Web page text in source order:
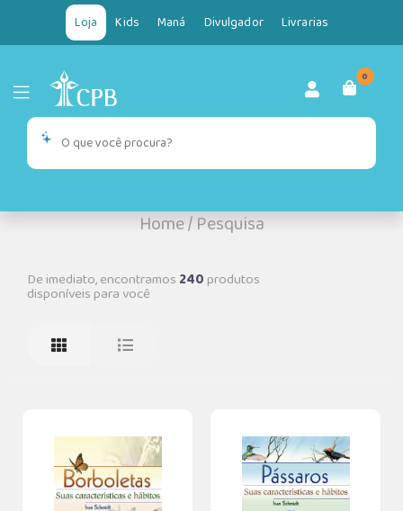
Loja Kids Maná Divulgador Livrarias
0
Home/Pesquisa
De imediato, encontramos 240produtos
disponíveis para você